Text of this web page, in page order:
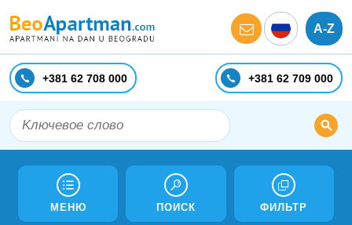
A-Z
+381 62 708 000 +381 62 709 000
МЕНЮ ПОИСК ФИЛЬТР